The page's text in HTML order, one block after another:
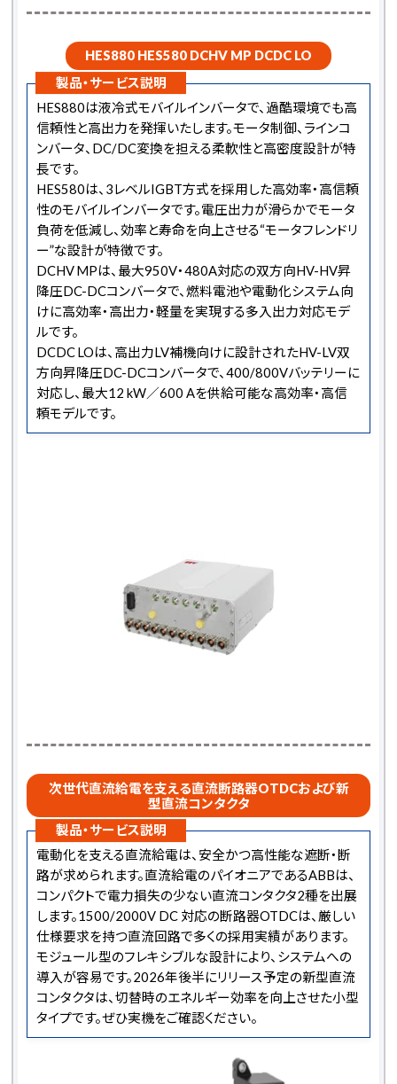
HES880 HES580 DCHV MP DCDC LO
製品・サービス説明
HES880は液冷式モバイルインバータで、過酷環境でも高
信頼性と高出力を発揮いたします。モータ制御、ラインコ
ンバータ、DC/DC変換を担える柔軟性と高密度設計が特
長です。
HES580は、3レベルIGBT方式を採用した高効率・高信頼
性のモバイルインバータです。電圧出力が滑らかでモータ
負荷を低減し、効率と寿命を向上させる“モータフレンドリ
ー”な設計が特徴です。
DCHV MPは、最大950V・480A対応の双方向HV-HV昇
降圧DC-DCコンバータで、燃料電池や電動化システム向
けに高効率・高出力・軽量を実現する多入出力対応モデ
ルです。
DCDC LOは、高出力LV補機向けに設計されたHV-LV双
方向昇降圧DC-DCコンバータで、400/800Vバッテリーに
対応し、最大12 kW／600 Aを供給可能な高効率・高信
頼モデルです。
次世代直流給電を支える直流断路器OTDCおよび新
型直流コンタクタ
製品・サービス説明
電動化を支える直流給電は、安全かつ高性能な遮断・断
路が求められます。直流給電のパイオニアであるABBは、
コンパクトで電力損失の少ない直流コンタクタ2種を出展
します。1500/2000V DC 対応の断路器OTDCは、厳しい
仕様要求を持つ直流回路で多くの採用実績があります。
モジュール型のフレキシブルな設計により、システムへの
導入が容易です。2026年後半にリリース予定の新型直流
コンタクタは、切替時のエネルギー効率を向上させた小型
タイプです。ぜひ実機をご確認ください。